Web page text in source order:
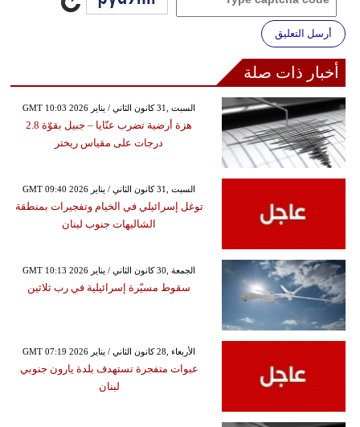
أرسل التعليق
أخبار ذات صلة
GMT 10:03 2026 السبت ,31 كانون الثاني / يناير
هزة أرضية تضرب عنّايا – جبيل بقوّة 2.8
درجات على مقياس ريختر
GMT 09:40 2026 السبت ,31 كانون الثاني / يناير
توغل إسرائيلي في الخيام وتفجيرات بمنطقة
الشاليهات جنوب لبنان
GMT 10:13 2026 الجمعة ,30 كانون الثاني / يناير
سقوط مسيّرة إسرائيلية في رب ثلاثين
GMT 07:19 2026 الأربعاء ,28 كانون الثاني / يناير
عبوات متفجرة تستهدف بلدة يارون جنوبي
لبنان